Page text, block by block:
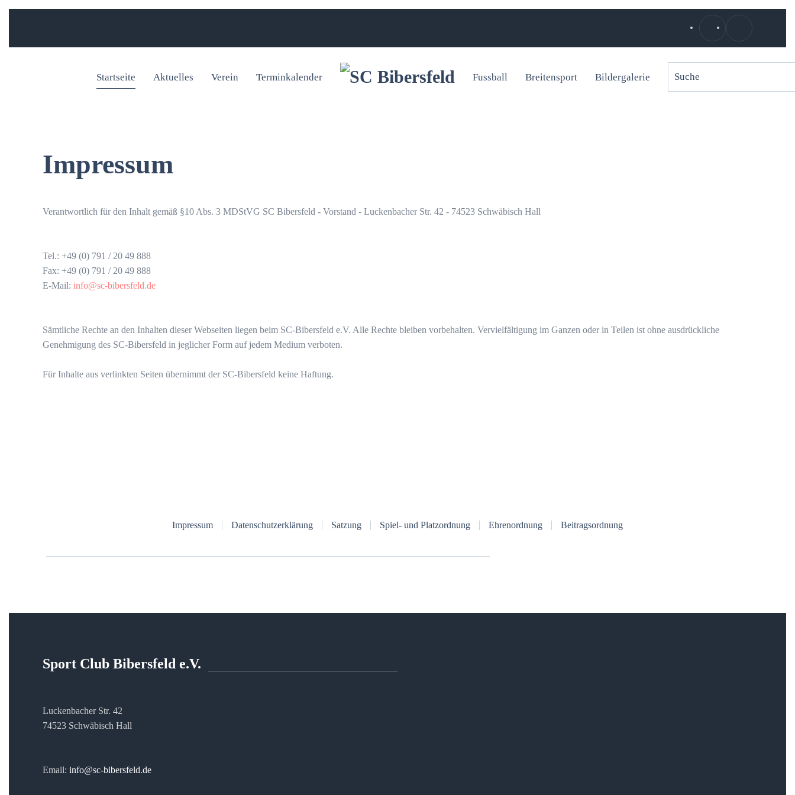
Startseite Aktuelles Verein Terminkalender Fussball Breitensport Bildergalerie
Impressum
Verantwortlich für den Inhalt gemäß §10 Abs. 3 MDStVG SC Bibersfeld - Vorstand - Luckenbacher Str. 42 - 74523 Schwäbisch Hall
Tel.: +49 (0) 791 / 20 49 888
Fax: +49 (0) 791 / 20 49 888
E-Mail: info@sc-bibersfeld.de
Sämtliche Rechte an den Inhalten dieser Webseiten liegen beim SC-Bibersfeld e.V. Alle Rechte bleiben vorbehalten. Vervielfältigung im Ganzen oder in Teilen ist ohne ausdrückliche
Genehmigung des SC-Bibersfeld in jeglicher Form auf jedem Medium verboten.
Für Inhalte aus verlinkten Seiten übernimmt der SC-Bibersfeld keine Haftung.
Impressum Datenschutzerklärung Satzung Spiel- und Platzordnung Ehrenordnung Beitragsordnung
Sport Club Bibersfeld e.V.
Luckenbacher Str. 42
74523 Schwäbisch Hall
Email: info@sc-bibersfeld.de